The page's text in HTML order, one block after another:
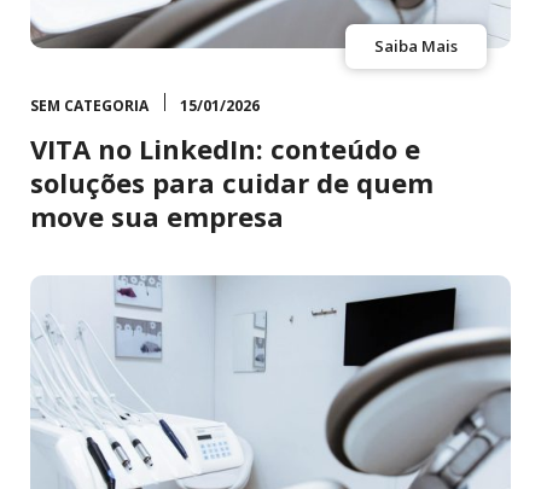
Saiba Mais
SEM CATEGORIA 15/01/2026
VITA no LinkedIn: conteúdo e
soluções para cuidar de quem
move sua empresa